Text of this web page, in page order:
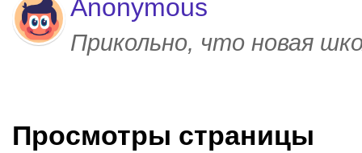
Anonymous
Прикольно, что новая
Просмотры страницы